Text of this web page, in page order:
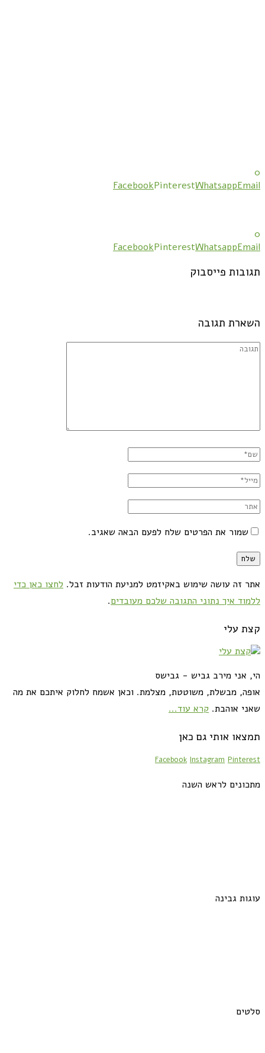
0
FacebookPinterestWhatsappEmail
0
FacebookPinterestWhatsappEmail
תגובות פייסבוק
השארת תגובה
שמור את הפרטים שלח לפעם הבאה שאגיב.
אתר זה עושה שימוש באקיזמט למניעת הודעות זבל. לחצו כאן כדי
ללמוד איך נתוני התגובה שלכם מעובדים.
קצת עלי
הי, אני מירב גביש - גבישס
אופה, מבשלת, משוטטת, מצלמת. וכאן אשמח לחלוק איתכם את מה
שאני אוהבת. קרא עוד...
תמצאו אותי גם כאן
Facebook Instagram Pinterest
מתכונים לראש השנה
עוגות גבינה
סלטים